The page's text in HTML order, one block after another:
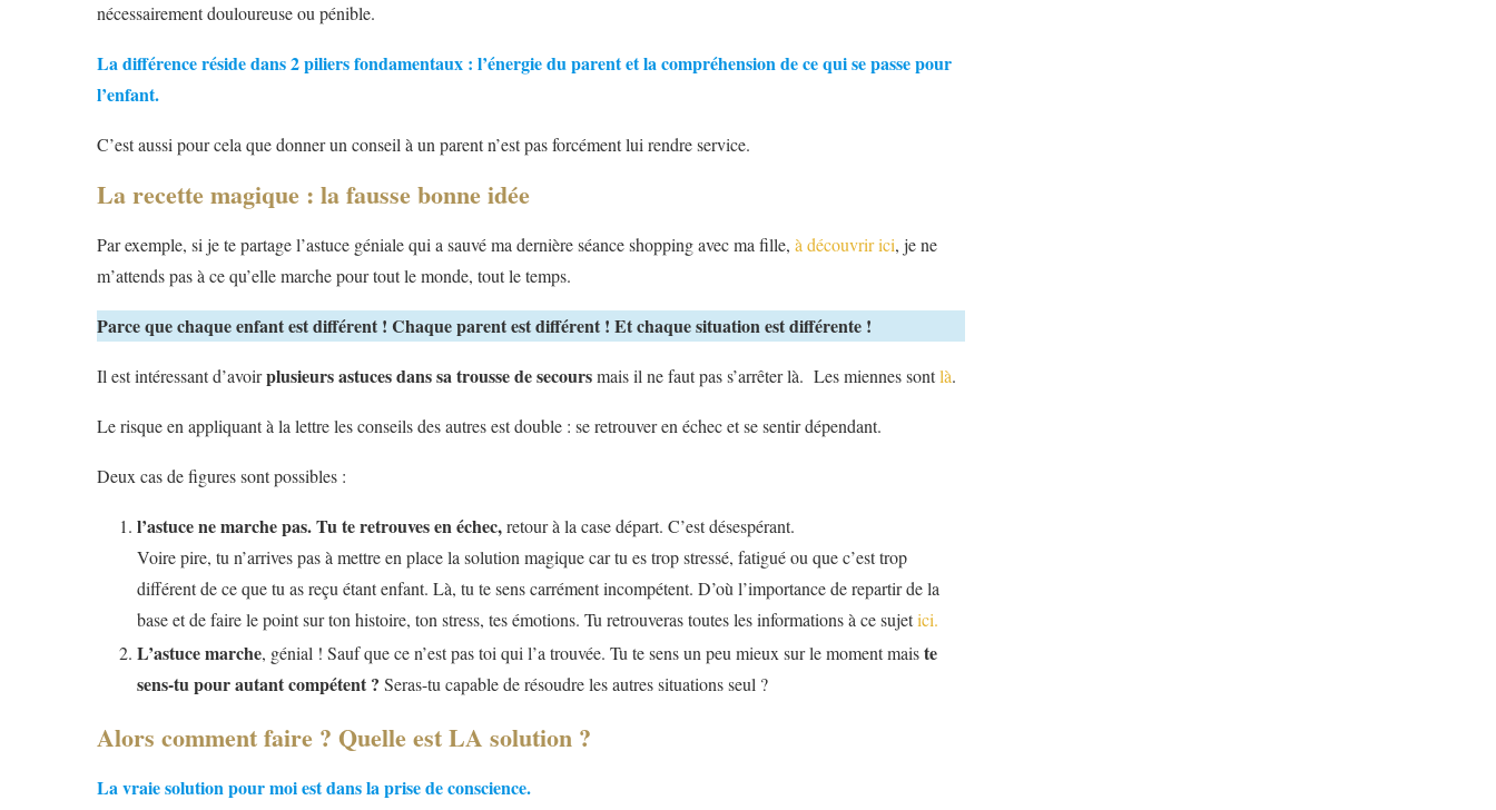
nécessairement douloureuse ou pénible.
La différence réside dans 2 piliers fondamentaux : l’énergie du parent et la compréhension de ce qui se passe pour
l’enfant.
C’est aussi pour cela que donner un conseil à un parent n’est pas forcément lui rendre service.
La recette magique : la fausse bonne idée
Par exemple, si je te partage l’astuce géniale qui a sauvé ma dernière séance shopping avec ma fille, à découvrir ici, je ne
m’attends pas à ce qu’elle marche pour tout le monde, tout le temps.
Parce que chaque enfant est différent ! Chaque parent est différent ! Et chaque situation est différente !
Il est intéressant d’avoirplusieurs astuces dans sa trousse de secoursmais il ne faut pas s’arrêter là. Les miennes sontlà.
Le risque en appliquant à la lettre les conseils des autres est double : se retrouver en échec et se sentir dépendant.
Deux cas de figures sont possibles :
l’astuce ne marche pas. Tu te retrouves en échec,retour à la case départ. C’est désespérant.
Voire pire, tu n’arrives pas à mettre en place la solution magique car tu es trop stressé, fatigué ou que c’est trop
différent de ce que tu as reçu étant enfant. Là, tu te sens carrément incompétent. D’où l’importance de repartir de la
base et de faire le point sur ton histoire, ton stress, tes émotions. Tu retrouveras toutes les informations à ce sujetici.
L’astuce marche, génial ! Sauf que ce n’est pas toi qui l’a trouvée. Tu te sens un peu mieux sur le moment maiste
sens-tu pour autant compétent ? Seras-tu capable de résoudre les autres situations seul ?
Alors comment faire ? Quelle est LA solution ?
La vraie solution pour moi est dans la prise de conscience.